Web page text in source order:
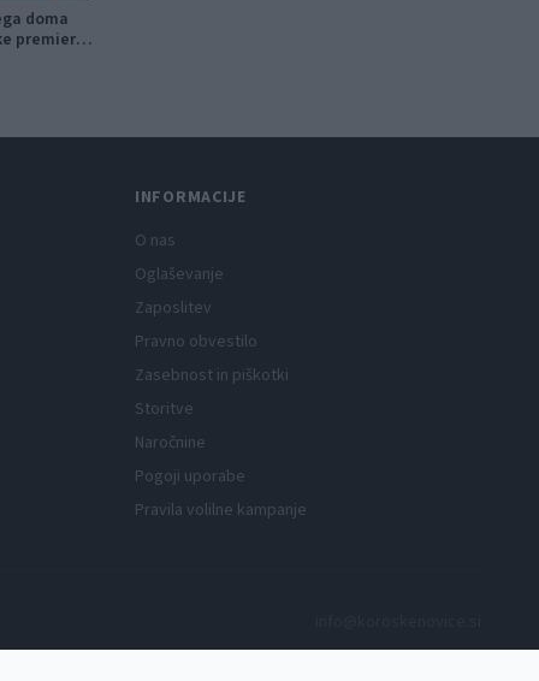
doma
premiere,
INFORMACIJE
O nas
Oglaševanje
Zaposlitev
Pravno obvestilo
Zasebnost in piškotki
Storitve
Naročnine
Pogoji uporabe
Pravila volilne kampanje